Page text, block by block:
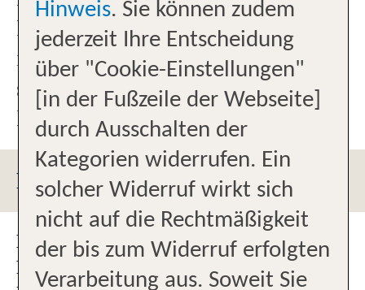
Plärrer parken, durchs Wassertor
in die City - rechts halten - und
schon stehen Sie vor unserem
Büro - im NEUEN Look!
PARKMÖGLICHKEITEN
DÜRFEN WIR SIE BEI DER
PLANUNG IHRER TRAUMFERIEN
Hinweis. Sie können zudem
jederzeit Ihre Entscheidung
über "Cookie-Einstellungen"
[in der Fußzeile der Webseite]
durch Ausschalten der
Kategorien widerrufen. Ein
solcher Widerruf wirkt sich
nicht auf die Rechtmäßigkeit
der bis zum Widerruf erfolgten
Verarbeitung aus. Soweit Sie